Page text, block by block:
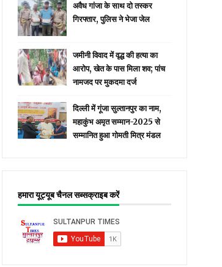
अवैध गांजा के साथ दो तस्कर
गिरफ्तार, पुलिस ने भेजा जेल
जमीनी विवाद में वृद्ध की हत्या का
आरोप, खेत के पास मिला शव; पांच
नामजद पर मुकदमा दर्ज
दिल्ली में गूंजा सुल्तानपुर का नाम,
महाकुंभ अमृत सम्मान-2025 से
सम्मानित हुआ गोमती मित्र मंडल
हमारा यूट्यूब चैनल सब्सक्राइब करें